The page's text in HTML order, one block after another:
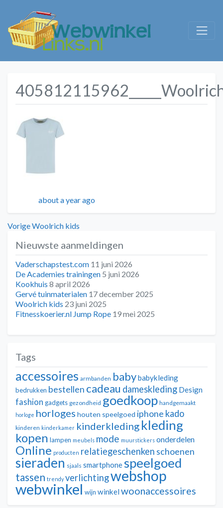
Geplaatst
about a year ago
Bericht
navigatie
VorigeVorig
Woolrich kids
Nieuwste aanmeldingen
Vaderschapstest.com 11 juni 2026
De Academies trainingen 5 juni 2026
Kookhuis 8 april 2026
Gervé tuinmaterialen 17 december 2025
Woolrich kids 23 juni 2025
Fitnesskoerier.nl Jump Rope 19 mei 2025
Tags
accessoires armbanden babybabykleding
bedrukken bestellen cadeau dameskleding Design
fashion gadgets gezondheid goedkoop handgemaakt
horloge horloges houten speelgoed iphone kado
kinderen kinderkamer kinderkleding kleding
kopen lampen meubels mode muurstickers onderdelen
Online producten relatiegeschenken schoenen
sieraden sjaals smartphonespeelgoed
tassen trendy verlichtingwebshop
webwinkel wijn winkelwoonaccessoires